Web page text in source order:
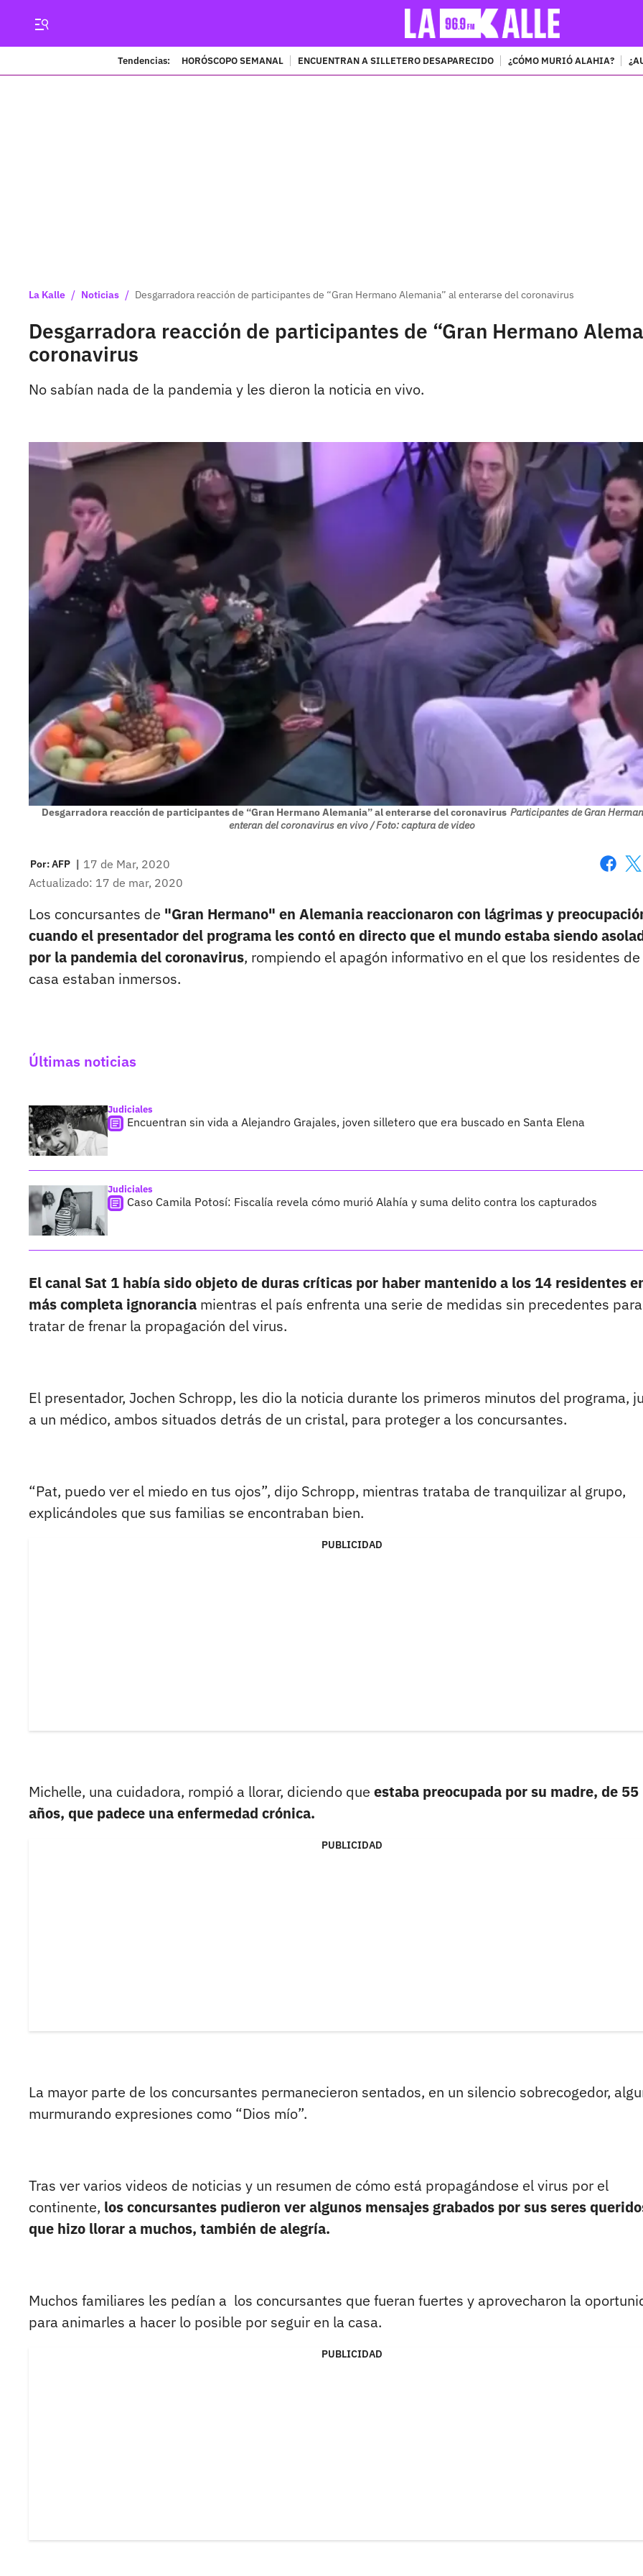
Tendencias: HORÓSCOPO SEMANAL ENCUENTRAN A SILLETERO DESAPARECIDO ¿CÓMO MURIÓ ALAHIA?
La Kalle / Noticias / Desgarradora reacción de participantes de “Gran Hermano Alemania” al enterarse del coronavirus
Desgarradora reacción de participantes de “Gran Hermano
coronavirus
No sabían nada de la pandemia y les dieron la noticia en vivo.
Desgarradora reacción de participantes de “Gran Hermano Alemania” al enterarse del coronavirus Participantes de Gran
enteran del coronavirus en vivo / Foto: captura de video
Por:AFP | 17 de Mar, 2020
Actualizado: 17 de mar, 2020
Los concursantes de "Gran Hermano" en Alemania reaccionaron con lágrimas y
cuando el presentador del programa les contó en directo que el mundo estaba siendo
por la pandemia del coronavirus, rompiendo el apagón informativo en el que los residentes
casa estaban inmersos.
Últimas noticias
Judiciales
Encuentran sin vida a Alejandro Grajales, joven silletero que era buscado en Santa Elena
Judiciales
Caso Camila Potosí: Fiscalía revela cómo murió Alahía y suma delito contra los capturados
El canal Sat 1 había sido objeto de duras críticas por haber mantenido a los 14 residentes
más completa ignorancia mientras el país enfrenta una serie de medidas sin precedentes para
tratar de frenar la propagación del virus.
El presentador, Jochen Schropp, les dio la noticia durante los primeros minutos del programa,
a un médico, ambos situados detrás de un cristal, para proteger a los concursantes.
“Pat, puedo ver el miedo en tus ojos”, dijo Schropp, mientras trataba de tranquilizar al grupo,
explicándoles que sus familias se encontraban bien.
PUBLICIDAD
Michelle, una cuidadora, rompió a llorar, diciendo que estaba preocupada por su madre, de 55
años, que padece una enfermedad crónica.
PUBLICIDAD
La mayor parte de los concursantes permanecieron sentados, en un silencio sobrecogedor,
murmurando expresiones como “Dios mío”.
Tras ver varios videos de noticias y un resumen de cómo está propagándose el virus por el
continente, los concursantes pudieron ver algunos mensajes grabados por sus seres
que hizo llorar a muchos, también de alegría.
Muchos familiares les pedían a los concursantes que fueran fuertes y aprovecharon la
para animarles a hacer lo posible por seguir en la casa.
PUBLICIDAD